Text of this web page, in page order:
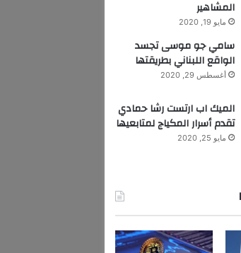
المشاهير
مايو 19, 2020
سامي جو موسى تجسد
الواقع اللبناني بطريقتها
أغسطس 29, 2020
الميك اب ارتست رشا حمادي
تقدم أسرار المكياج لمتابعيها
مايو 25, 2020